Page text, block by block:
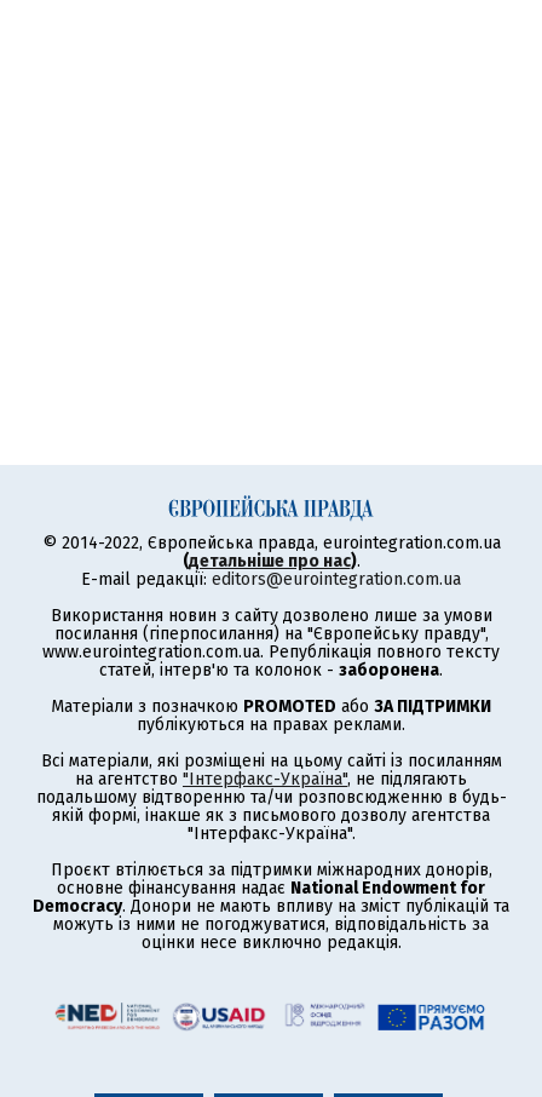
© 2014-2022, Європейська правда, eurointegration.com.ua
(детальніше про нас).
E-mail редакції: editors@eurointegration.com.ua
Використання новин з сайту дозволено лише за умови
посилання (гіперпосилання) на "Європейську правду",
www.eurointegration.com.ua. Републікація повного тексту
статей, інтерв'ю та колонок - заборонена.
Матеріали з позначкою PROMOTED або ЗА ПІДТРИМКИ
публікуються на правах реклами.
Всі матеріали, які розміщені на цьому сайті із посиланням
на агентство "Інтерфакс-Україна", не підлягають
подальшому відтворенню та/чи розповсюдженню в будь-
якій формі, інакше як з письмового дозволу агентства
"Інтерфакс-Україна".
Проєкт втілюється за підтримки міжнародних донорів,
основне фінансування надає National Endowment for
Democracy. Донори не мають впливу на зміст публікацій та
можуть із ними не погоджуватися, відповідальність за
оцінки несе виключно редакція.